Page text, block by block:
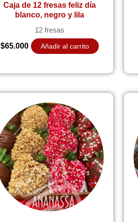
Caja de 12 fresas feliz día
blanco, negro y lila
12 fresas
$65.000 Añadir al carrito